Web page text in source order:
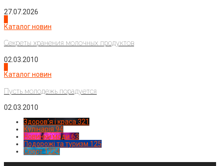
27.07.2026
Каталог новин
Секреты хранения молочных продуктов
02.03.2010
Каталог новин
Пусть молодежь порадуется
02.03.2010
Здоров'я і краса 321
Кулінарія 94
Новинки моди 63
Подорожі та туризм 125
Спорт1224